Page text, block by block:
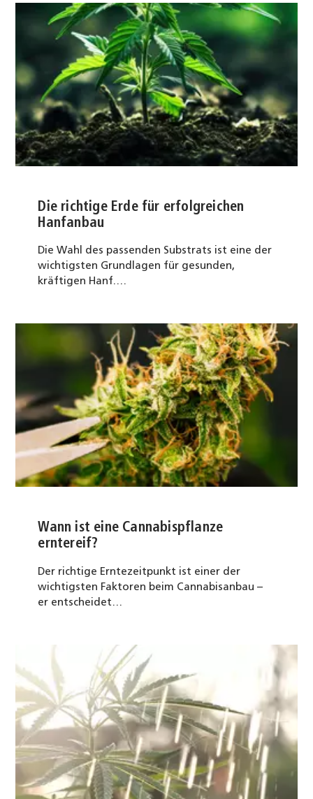
Die richtige Erde für erfolgreichen
Hanfanbau
Die Wahl des passenden Substrats ist eine der
wichtigsten Grundlagen für gesunden,
kräftigen Hanf.…
Wann ist eine Cannabispflanze
erntereif?
Der richtige Erntezeitpunkt ist einer der
wichtigsten Faktoren beim Cannabisanbau –
er entscheidet…